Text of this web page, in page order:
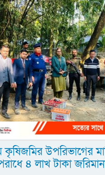
কৃষিজমির উপরিভাগের
৪ লাখ টাকা